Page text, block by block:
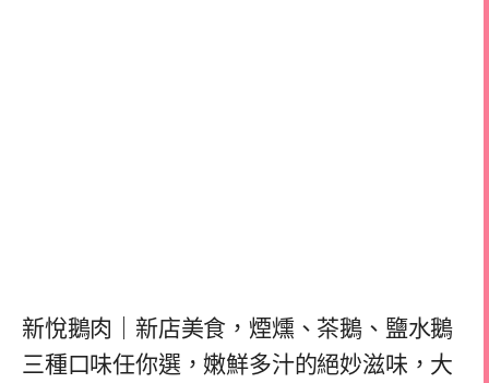
新悅鵝肉｜新店美食，煙燻、茶鵝、鹽水鵝
三種口味任你選，嫩鮮多汁的絕妙滋味，大